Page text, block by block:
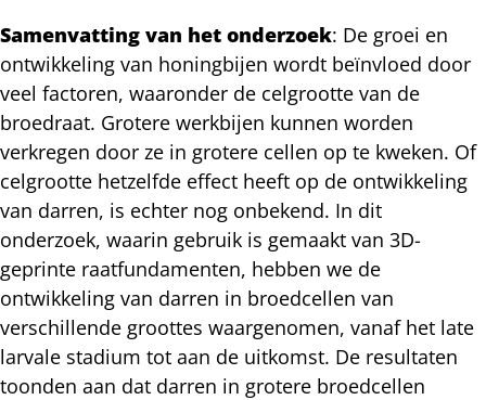
Samenvatting van het onderzoek: De groei en
ontwikkeling van honingbijen wordt beïnvloed door
veel factoren, waaronder de celgrootte van de
broedraat. Grotere werkbijen kunnen worden
verkregen door ze in grotere cellen op te kweken. Of
celgrootte hetzelfde effect heeft op de ontwikkeling
van darren, is echter nog onbekend. In dit
onderzoek, waarin gebruik is gemaakt van 3D-
geprinte raatfundamenten, hebben we de
ontwikkeling van darren in broedcellen van
verschillende groottes waargenomen, vanaf het late
larvale stadium tot aan de uitkomst. De resultaten
toonden aan dat darren in grotere broedcellen